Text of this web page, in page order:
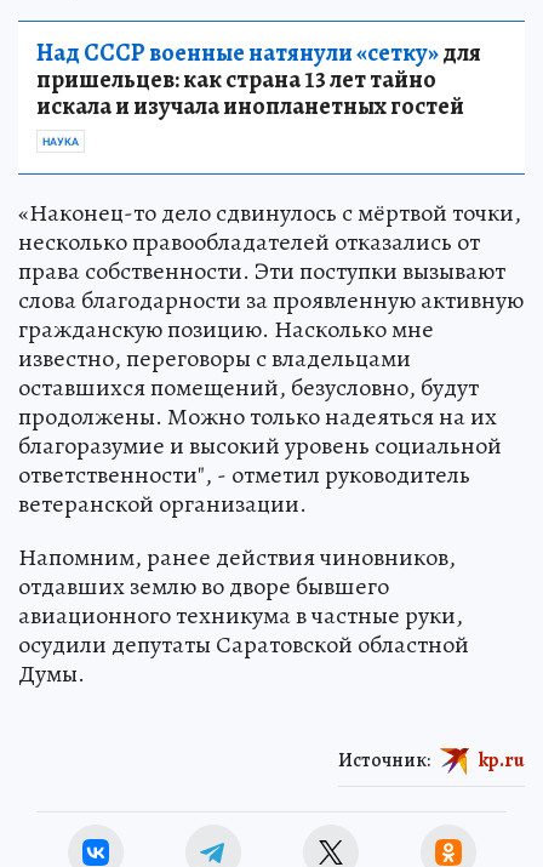
Над СССР военные натянули «сетку»для
пришельцев: как страна 13 лет тайно
искала и изучала инопланетных гостей
НАУКА
«Наконец-то дело сдвинулось с мёртвой точки,
несколько правообладателей отказались от
права собственности. Эти поступки вызывают
слова благодарности за проявленную активную
гражданскую позицию. Насколько мне
известно, переговоры с владельцами
оставшихся помещений, безусловно, будут
продолжены. Можно только надеяться на их
благоразумие и высокий уровень социальной
ответственности", - отметил руководитель
ветеранской организации.
Напомним, ранее действия чиновников,
отдавших землю во дворе бывшего
авиационного техникума в частные руки,
осудили депутаты Саратовской областной
Думы.
Источник: kp.ru